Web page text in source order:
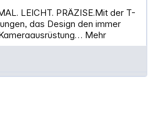
LEICHT. PRÄZISE.Mit der T-
das Design den immer
Mehr